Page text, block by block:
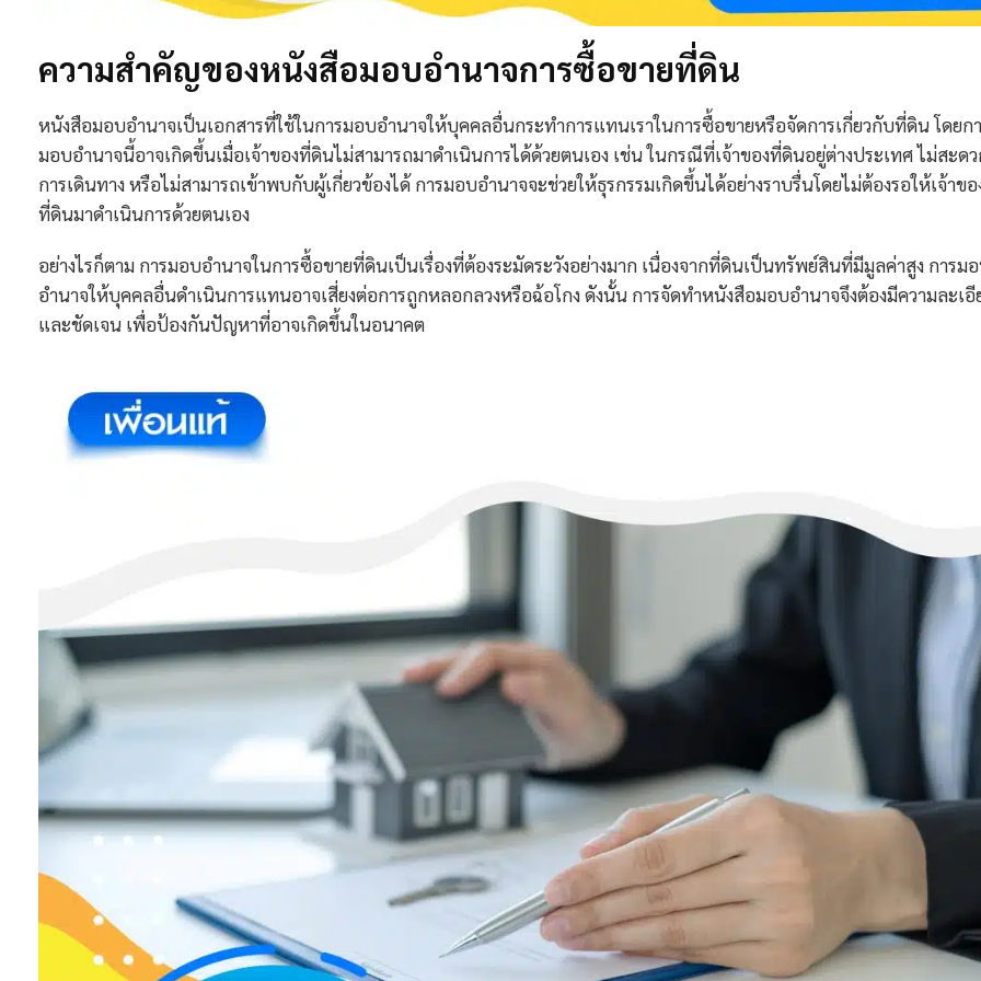
ความสำคัญของหนังสือมอบอำนาจการซื้อขายที่ดิน
หนังสือมอบอำนาจเป็นเอกสารที่ใช้ในการมอบอำนาจให้บุคคลอื่นกระทำการแทนเราในการซื้อขายหรือจัดการเกี่ยวกับที่ดิน โดยก
มอบอำนาจนี้อาจเกิดขึ้นเมื่อเจ้าของที่ดินไม่สามารถมาดำเนินการได้ด้วยตนเอง เช่น ในกรณีที่เจ้าของที่ดินอยู่ต่างประเทศ ไม่สะด
การเดินทาง หรือไม่สามารถเข้าพบกับผู้เกี่ยวข้องได้ การมอบอำนาจจะช่วยให้ธุรกรรมเกิดขึ้นได้อย่างราบรื่นโดยไม่ต้องรอให้เจ้าขอ
ที่ดินมาดำเนินการด้วยตนเอง
อย่างไรก็ตาม การมอบอำนาจในการซื้อขายที่ดินเป็นเรื่องที่ต้องระมัดระวังอย่างมาก เนื่องจากที่ดินเป็นทรัพย์สินที่มีมูลค่าสูง การม
อำนาจให้บุคคลอื่นดำเนินการแทนอาจเสี่ยงต่อการถูกหลอกลวงหรือฉ้อโกง ดังนั้น การจัดทำหนังสือมอบอำนาจจึงต้องมีความละเอี
และชัดเจน เพื่อป้องกันปัญหาที่อาจเกิดขึ้นในอนาคต